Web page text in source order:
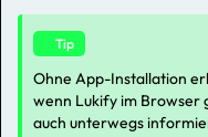
Tip
Ohne App-Installation
wenn Lukify im Browser
auch unterwegs